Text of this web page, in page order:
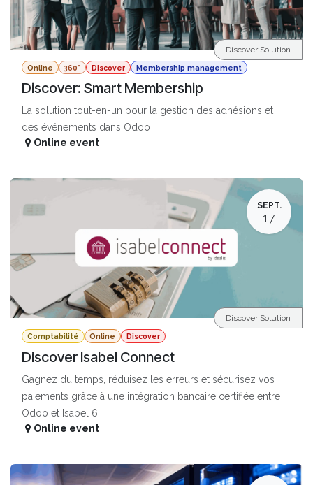
Online 360° Discover Membership management
Discover: Smart Membership
La solution tout-en-un pour la gestion des adhésions et
des événements dans Odoo
Discover Solution
Online event
SEPT.
17
Comptabilité Online Discover
Discover Isabel Connect
Gagnez du temps, réduisez les erreurs et sécurisez vos
paiements grâce à une intégration bancaire certifiée entre
Odoo et Isabel 6.
Discover Solution
Online event